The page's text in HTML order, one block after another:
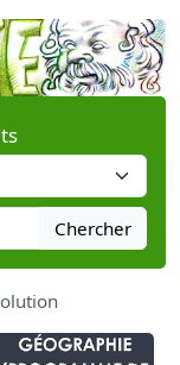
Chercher